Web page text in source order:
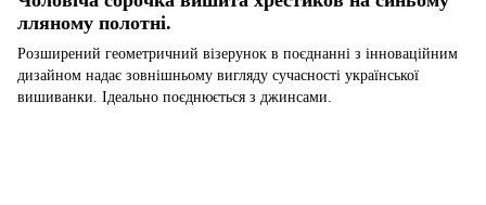
лляному полотні.
Розширений геометричний візерунок в поєднанні з інноваційним
дизайном надає зовнішньому вигляду сучасності української
вишиванки. Ідеально поєднюється з джинсами.